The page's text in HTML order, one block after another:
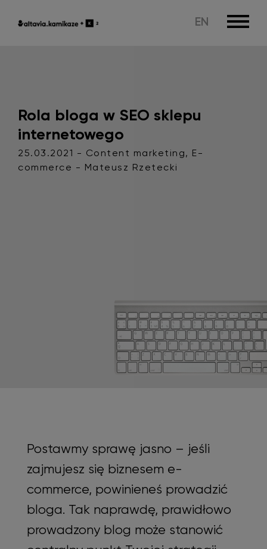
EN
Rola bloga w SEO sklepu
internetowego
25.03.2021 - Content marketing, E-
commerce - Mateusz Rzetecki
Postawmy sprawę jasno – jeśli
zajmujesz się biznesem e-
commerce, powinieneś prowadzić
bloga. Tak naprawdę, prawidłowo
prowadzony blog może stanowić